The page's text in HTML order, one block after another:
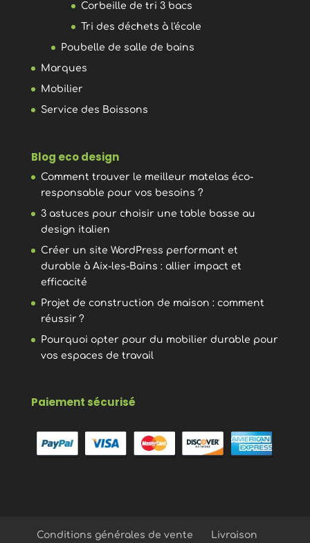
Corbeille de tri 3 bacs
Tri des déchets à l'école
Poubelle de salle de bains
Marques
Mobilier
Service des Boissons
Blog eco design
Comment trouver le meilleur matelas éco-
responsable pour vos besoins ?
3 astuces pour choisir une table basse au
design italien
Créer un site WordPress performant et
durable à Aix-les-Bains : allier impact et
efficacité
Projet de construction de maison : comment
réussir ?
Pourquoi opter pour du mobilier durable pour
vos espaces de travail
Paiement sécurisé
Conditions générales de vente Livraison